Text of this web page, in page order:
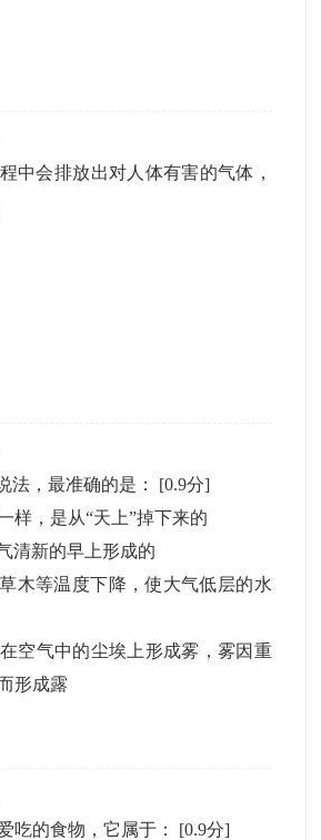
中会排放出对人体有害的气体，
法，最准确的是： [0.9分]
样，是从“天上”掉下来的
清新的早上形成的
木等温度下降，使大气低层的水
空气中的尘埃上形成雾，雾因重
形成露
吃的食物，它属于： [0.9分]